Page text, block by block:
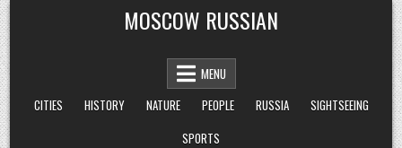
Skip
to
content
MOSCOW RUSSIAN
MENU
CITIES
HISTORY NATURE PEOPLE RUSSIA
SIGHTSEEING
SPORTS